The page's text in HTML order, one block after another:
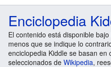
Enciclopedia
El contenido está disponible
menos que se indique lo
enciclopedia Kiddle se basan en
seleccionados de Wikipedia,